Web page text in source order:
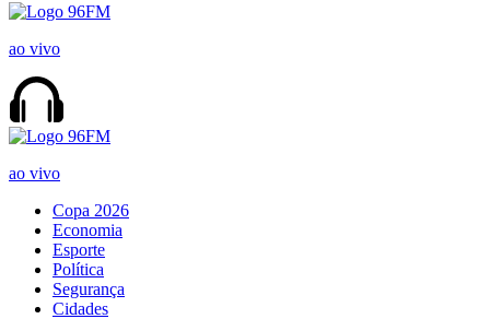
ao vivo
ao vivo
Copa 2026
Economia
Esporte
Política
Segurança
Cidades